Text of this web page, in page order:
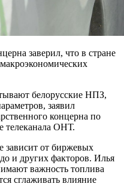
заверил, что в стране
белорусские НПЗ,
заявил
концерна по
телеканала ОНТ.
зависит от биржевых
и других факторов. Илья
важность топлива
сглаживать влияние